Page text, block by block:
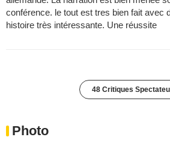
conférence. le tout est tres bien fait avec
histoire très intéressante. Une réussite
48 Critiques
Photo